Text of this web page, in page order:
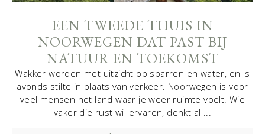
EEN TWEEDE THUIS IN
NOORWEGEN DAT PAST BIJ
NATUUR EN TOEKOMST
Wakker worden met uitzicht op sparren en water, en 's
avonds stilte in plaats van verkeer. Noorwegen is voor
veel mensen het land waar je weer ruimte voelt. Wie
vaker die rust wil ervaren, denkt al ...